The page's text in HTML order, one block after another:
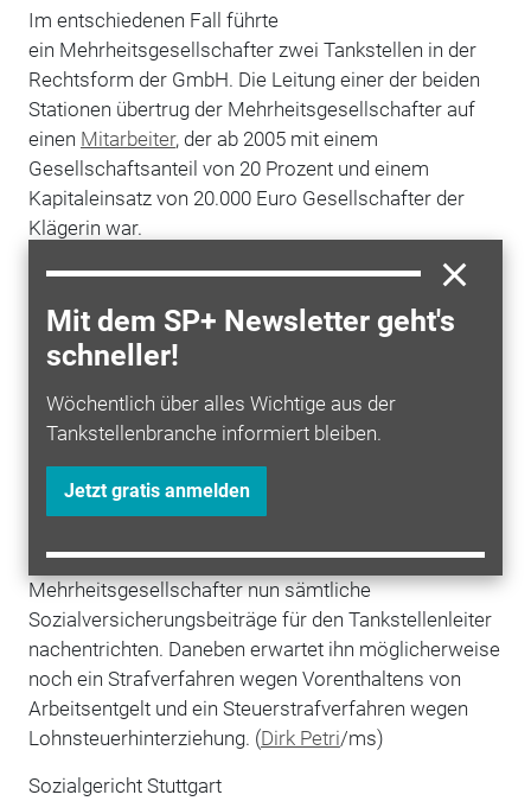
Mit dem SP+ Newsletter geht's
schneller!
Wöchentlich über alles Wichtige aus der
Tankstellenbranche informiert bleiben.
Jetzt gratis anmelden
Im entschiedenen Fall führte
ein Mehrheitsgesellschafter zwei Tankstellen in der
Rechtsform der GmbH. Die Leitung einer der beiden
Stationen übertrug der Mehrheitsgesellschafter auf
einen Mitarbeiter, der ab 2005 mit einem
Gesellschaftsanteil von 20 Prozent und einem
Kapitaleinsatz von 20.000 Euro Gesellschafter der
Klägerin war.
Das Gericht ging von einem abhängigen
Beschäftigungsverhältnis aus, weil
solche Vereinbarungen wie im vorliegenden Fall "im
Übrigen eher typisch bei Scheinselbstständigkeit" sind.
Durch sie sollen Arbeitnehmerrechte wie
Lohnfortzahlung im Krankheitsfall oder Ansprüche
Beitragszahlung zur Sozialversicherung umgangen
werden.
Als tatsächlicher Arbeitgeber muss der
Mehrheitsgesellschafter nun sämtliche
Sozialversicherungsbeiträge für den Tankstellenleiter
nachentrichten. Daneben erwartet ihn möglicherweise
noch ein Strafverfahren wegen Vorenthaltens von
Arbeitsentgelt und ein Steuerstrafverfahren wegen
Lohnsteuerhinterziehung. (Dirk Petri/ms)
Sozialgericht Stuttgart